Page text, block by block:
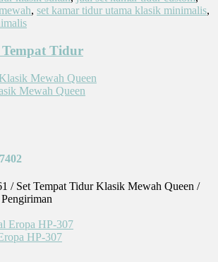
, set kamar tidur utama klasik minimalis,
Tempat Tidur
Mewah Queen
/ Set Tempat Tidur Klasik Mewah Queen /
HP-307